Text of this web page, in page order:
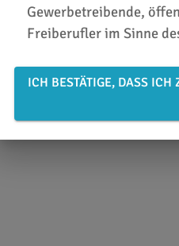
Gewerbetreibende,
Freiberufler im Sinne
ICH BESTÄTIGE, DASS